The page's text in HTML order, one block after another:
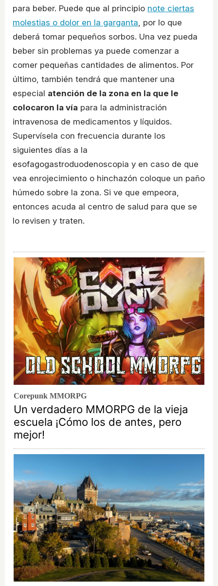
para beber. Puede que al principio note ciertas
molestias o dolor en la garganta, por lo que
deberá tomar pequeños sorbos. Una vez pueda
beber sin problemas ya puede comenzar a
comer pequeñas cantidades de alimentos. Por
último, también tendrá que mantener una
especial atención de la zona en la que le
colocaron la vía para la administración
intravenosa de medicamentos y líquidos.
Supervísela con frecuencia durante los
siguientes días a la
esofagogastroduodenoscopia y en caso de que
vea enrojecimiento o hinchazón coloque un paño
húmedo sobre la zona. Si ve que empeora,
entonces acuda al centro de salud para que se
lo revisen y traten.
Corepunk MMORPG
Un verdadero MMORPG de la vieja
escuela ¡Cómo los de antes, pero
mejor!